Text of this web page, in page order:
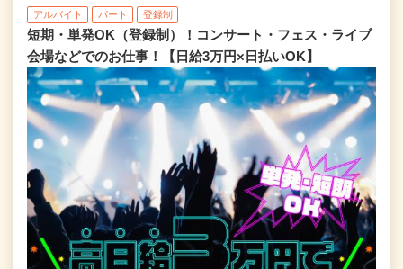
アルバイト パート 登録制
短期・単発OK（登録制）！コンサート・フェス・ライブ
会場などでのお仕事！【日給3万円×日払いOK】